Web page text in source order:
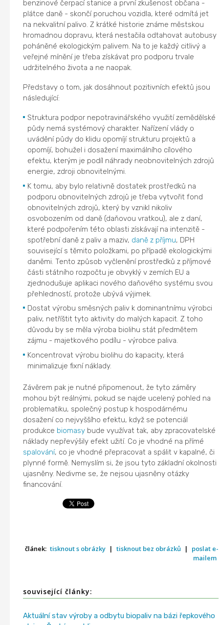
benzinové čerpací stanice a první zkušenost občana -
plátce daně - skončí poruchou vozidla, které odmítá jet
na nekvalitní palivo. Z krátké historie známe městskou
hromadnou dopravu, která nestačila odtahovat autobusy
poháněné ekologickým palivem. Na to je každý citlivý a
veřejné mínění je třeba získávat pro podporu trvale
udržitelného života a ne naopak.
Představy o tom, jak dosáhnout pozitivních efektů jsou
následující:
Struktura podpor nepotravinářského využití zemědělské
půdy nemá systémový charakter. Nařízení vlády o
uvádění půdy do klidu opomíjí strukturu projektů a
opomíjí, bohužel i dosažení maximálního cílového
efektu, kterým je podíl náhrady neobnovitelných zdrojů
energie, zdroji obnovitelnými.
K tomu, aby bylo relativně dostatek prostředků na
podporu obnovitelných zdrojů je třeba vytvořit fond
obnovitelných zdrojů, který by vznikl nikoliv
osvobozením od daně (daňovou vratkou), ale z daní,
které podpořením této oblasti získávají na intenzitě -
spotřební daně z paliv a maziv, daně z příjmu, DPH
související s těmito položkami, po případě ekologickými
daněmi. Tento způsob vyčlenění prostředků z příjmové
části státního rozpočtu je obvyklý v zemích EU a
zjednodušuje aplikaci nového daňového systému svou
přehledností, protože ubývá výjimek.
Dostat výrobu směsných paliv k dominantnímu výrobci
paliv, netříštit tyto aktivity do malých kapacit. Z toho
důvodu by se měla výroba biolihu stát předmětem
zájmu - majetkového podílu - výrobce paliva.
Koncentrovat výrobu biolihu do kapacity, která
minimalizuje fixní náklady.
Závěrem pak je nutné připomenout, že tyto záměry
mohou být reálnými, pokud se najde ucelený pohled na
problematiku, společný postup k hospodárnému
dosažení co nejvyššího efektu, když se potenciál
produkce biomasy bude využívat tak, aby zpracovatelské
náklady nepřevýšily efekt užití. Co je vhodné na přímé
spalování, co je vhodné přepracovat a spálit v kapalné, či
plynné formě. Nemyslím si, že jsou tyto základní okolnosti
ujasněny. Nedivme se, že nejsou ujasněny otázky
financování.
článek: tisknout s obrázky | tisknout bez obrázků |
poslat e-
mailem
související články:
Aktuální stav výroby a odbytu biopaliv na bázi řepkového